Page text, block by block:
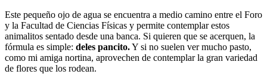
Este pequeño ojo de agua se encuentra a medio camino entre el Foro
y la Facultad de Ciencias Físicas y permite contemplar estos
animalitos sentado desde una banca. Si quieren que se acerquen, la
fórmula es simple: deles pancito.Y si no suelen ver mucho pasto,
como mi amiga nortina, aprovechen de contemplar la gran variedad
de flores que los rodean.